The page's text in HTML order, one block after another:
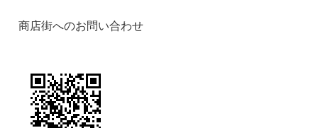
商店街へのお問い合わせ